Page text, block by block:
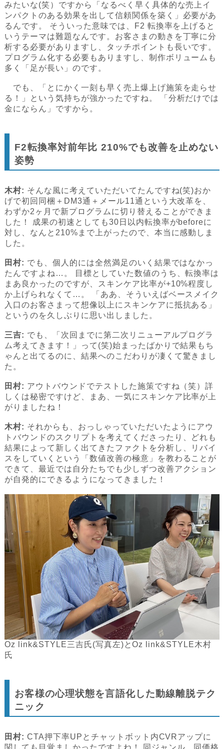
みたいな(笑）ですから「なるべく早く具体的な売上イ
ンパクトのある効果を出して信頼関係を築く」必要があ
るんです。 そういった意味では、F2 転換率を上げると
いうテーマは難題なんです。お客さまの動きを丁寧に分
析する必要がありますし、タッチポイントも長いです。
プログラム化する必要もありますし、制作ボリュームも
多く「足が長い」のです。
でも、「とにかく一刻も早く売上爆上げ施策を走らせ
る！」という気持ちが強かったですね。 「分析だけでは
金にならん」ですから。
F2転換率対前年比 210%でも改善を止めない
姿勢
木村: そんな風に考えていただいてたんですね(笑)おか
げで初回同梱＋DM3通＋メール11通という大改革を、
わずか2ヶ月で新プログラムに切り替えることができま
した！ 成果の初速としても30日以内転換率がbeforeに
対し、なんと210%まで上がったので、本当に感動しま
した。
田村: でも、個人的には全然満足のいく結果ではなかっ
たんですよね…。 目標としていた数値のうち、転換率は
まあ良かったのですが、スキンケア比率が+10%程度し
か上げられなくて…。 「ああ、そういえばベースメイク
入口のお客さまって想像以上にスキンケアに抵抗ある」
というのを久しぶりに思い出しました。
三吉: でも、「次回までに第二次リニューアルプログラ
ム考えてきます！」って(笑)始まったばかりで結果もち
ゃんと出てるのに、結果へのこだわりが凄くて驚きまし
た。
田村: アウトバウンドでテストした施策ですね（笑）詳
しくは秘密ですけど、まあ、一気にスキンケア比率が上
がりましたね！
木村: それからも、おっしゃっていただいたようにアウ
トバウンドのスクリプトを考えてくださったり、どれも
結果によって新しく出てきたファクトを分析し、リバイ
スをしていくという「数値改善の極意」を教わることが
できて、最近では自分たちでも少しずつ改善アクション
が自発的にできるようになってきました！
Oz link&STYLE三吉氏(写真左)とOz link&STYLE木村
氏
お客様の心理状態を言語化した動線離脱テク
ニック
田村:CTA押下率UPとチャットボット内CVRアップに
関しても目覚ましかったですよね！ 同ジャンル、同価格